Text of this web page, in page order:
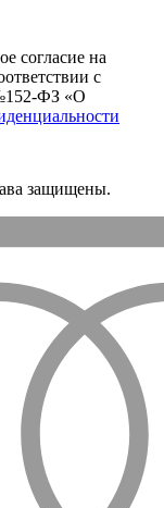
согласие на
с
ФЗ «О
защищены.